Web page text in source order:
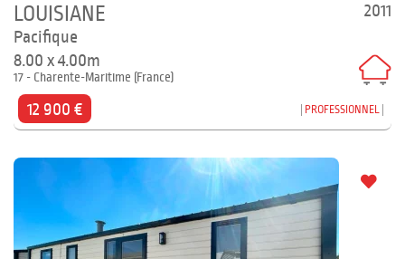
2011
LOUISIANE
Pacifique
8.00 x 4.00m
17 - Charente-Maritime (France)
12 900 € PROFESSIONNEL